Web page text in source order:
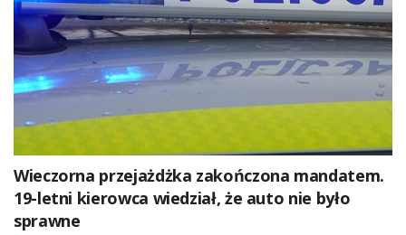
Wieczorna przejażdżka zakończona mandatem.
19-letni kierowca wiedział, że auto nie było
sprawne